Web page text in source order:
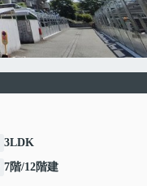
3LDK
7階/12階建